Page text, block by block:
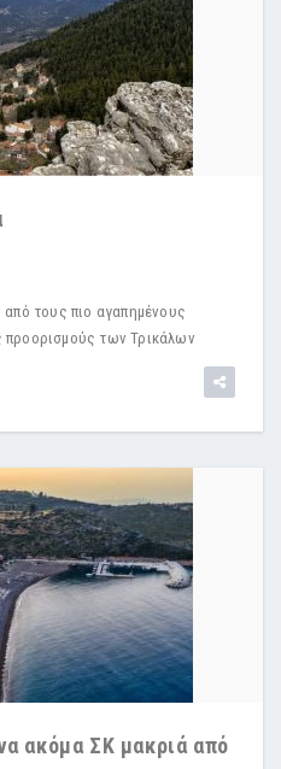
από τους πιο αγαπημένους
προορισμούς των Τρικάλων
ακόμα ΣΚ μακριά από